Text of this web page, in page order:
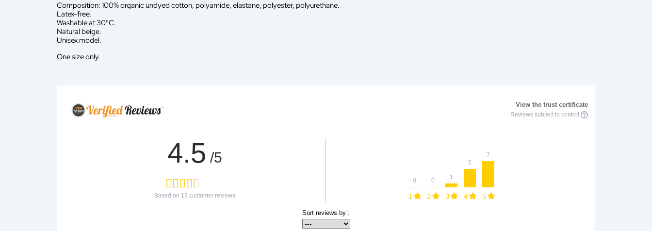
Composition: 100% organic undyed cotton, polyamide, elastane, polyester, polyurethane.
Latex-free.
Washable at 30°C.
Natural beige.
Unisex model.
One size only.
View the trust certificate
Reviews subject to control
4.5 /5
Based on 13 customer reviews 1
0
2
0
3
1
4
5
5
7
Sort reviews by :